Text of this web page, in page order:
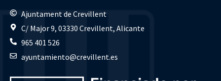
Ajuntament de Crevillent
C/ Major 9, 03330 Crevillent, Alicante
965 401 526
ayuntamiento@crevillent.es